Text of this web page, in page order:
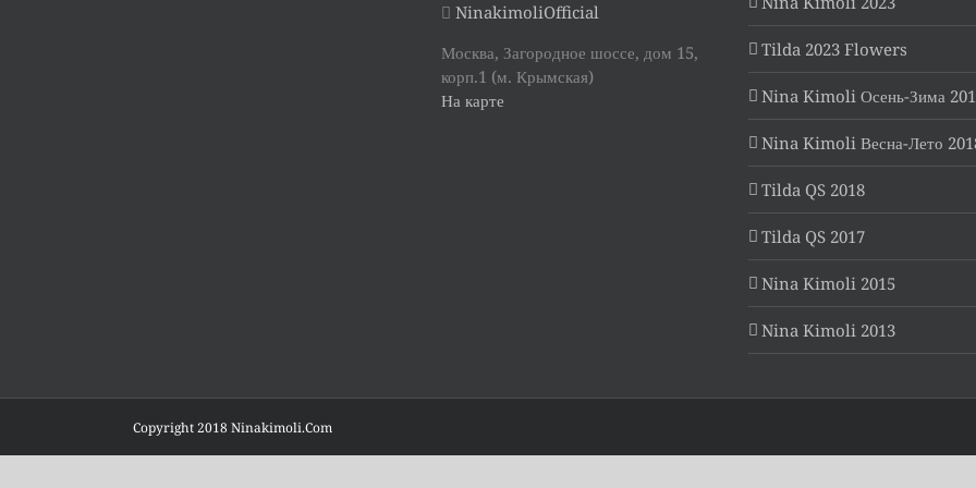
NinakimoliOfficial
Москва, Загородное шоссе, дом 15,
корп.1 (м. Крымская)
На карте
Tilda 2023 Flowers
Nina Kimoli Осень-Зима
Nina Kimoli Весна-Лето
Tilda QS 2018
Tilda QS 2017
Nina Kimoli 2015
Nina Kimoli 2013
Copyright 2018 Ninakimoli.Com